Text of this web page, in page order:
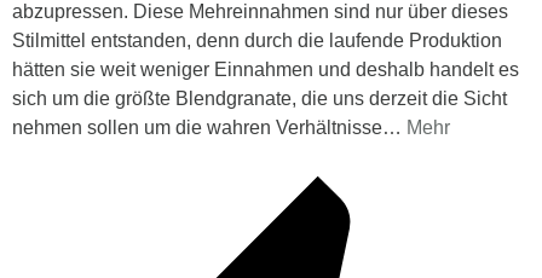
abzupressen. Diese Mehreinnahmen sind nur über dieses
Stilmittel entstanden, denn durch die laufende Produktion
hätten sie weit weniger Einnahmen und deshalb handelt es
sich um die größte Blendgranate, die uns derzeit die Sicht
nehmen sollen um die wahren Verhältnisse… Mehr